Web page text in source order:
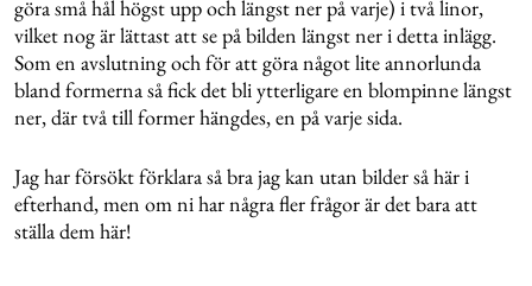
göra små hål högst upp och längst ner på varje) i två linor,
vilket nog är lättast att se på bilden längst ner i detta inlägg.
Som en avslutning och för att göra något lite annorlunda
bland formerna så fick det bli ytterligare en blompinne längst
ner, där två till former hängdes, en på varje sida.
Jag har försökt förklara så bra jag kan utan bilder så här i
efterhand, men om ni har några fler frågor är det bara att
ställa dem här!